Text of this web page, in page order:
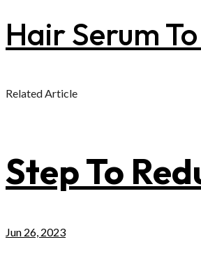
Hair Serum
Related Article
Step To
Jun 26, 2023